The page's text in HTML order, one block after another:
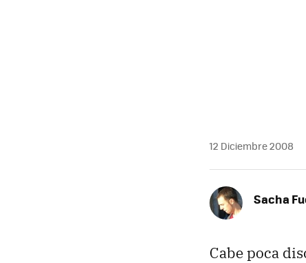
12 Diciembre 2008
Sacha
Cabe poca